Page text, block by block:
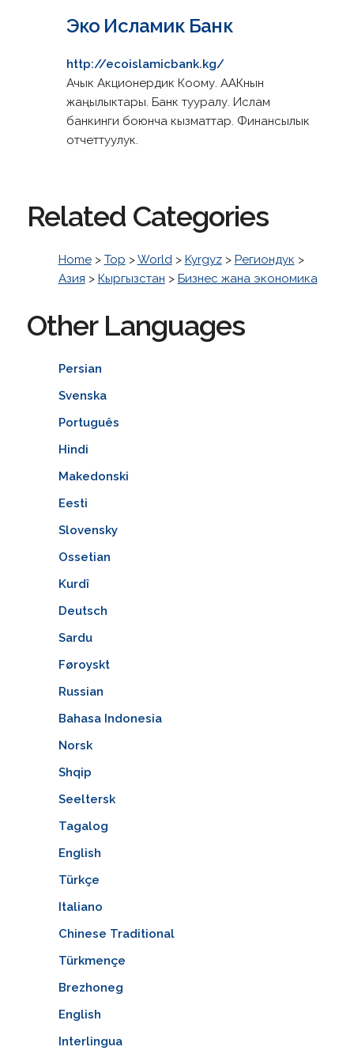
Эко Исламик Банк
http://ecoislamicbank.kg/
Ачык Акционердик Коому. ААКнын
жаңылыктары. Банк тууралу. Ислам
банкинги боюнча кызматтар. Финансылык
отчеттуулук.
Related Categories
Home> Top >World> Kyrgyz> Региондук >
Азия > Кыргызстан > Бизнес жана экономика
Other Languages
Persian
Svenska
Português
Hindi
Makedonski
Eesti
Slovensky
Ossetian
Kurdî
Deutsch
Sardu
Føroyskt
Russian
Bahasa Indonesia
Norsk
Shqip
Seeltersk
Tagalog
English
Türkçe
Italiano
Chinese Traditional
Türkmençe
Brezhoneg
English
Interlingua